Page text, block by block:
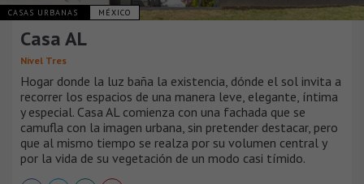
CASAS URBANAS MÉXICO
Casa AL
Nivel Tres
Hogar donde la luz baña la existencia, dónde el sol invita a
recorrer los espacios de una manera leve, elegante, íntima
y especial. Casa AL comienza con una fachada que se
camufla con la imagen urbana, sin pretender destacar, pero
que al mismo tiempo se realza por su volumen central y
por la vida de su vegetación de un modo casi tímido.